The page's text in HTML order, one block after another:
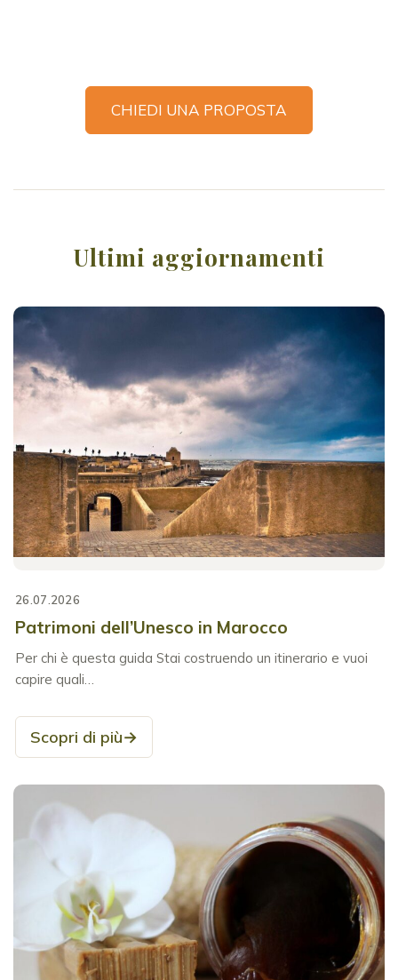
CHIEDI UNA PROPOSTA
Ultimi aggiornamenti
26.07.2026
Patrimoni dell’Unesco in Marocco
Per chi è questa guida Stai costruendo un itinerario e vuoi
capire quali…
Scopri di più→